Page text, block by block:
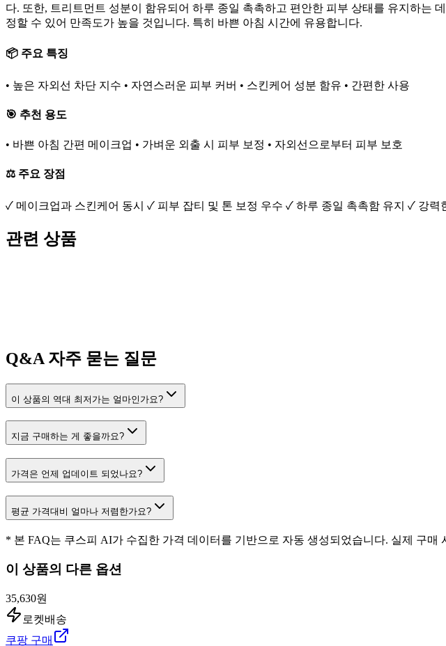
다. 또한, 트리트먼트 성분이 함유되어 하루 종일 촉촉하고 편안한 피부 상태를 유지하는
정할 수 있어 만족도가 높을 것입니다. 특히 바쁜 아침 시간에 유용합니다.
📦 주요 특징
• 높은 자외선 차단 지수 • 자연스러운 피부 커버 • 스킨케어 성분 함유 • 간편한 사용
🎯 추천 용도
• 바쁜 아침 간편 메이크업 • 가벼운 외출 시 피부 보정 • 자외선으로부터 피부 보호
⚖️ 주요 장점
✓ 메이크업과 스킨케어 동시 ✓ 피부 잡티 및 톤 보정 우수 ✓ 하루 종일 촉촉함 유지 ✓ 강력
관련 상품
Q&A 자주 묻는 질문
이 상품의 역대 최저가는 얼마인가요?
지금 구매하는 게 좋을까요?
가격은 언제 업데이트 되었나요?
평균 가격대비 얼마나 저렴한가요?
* 본 FAQ는 쿠스피 AI가 수집한 가격 데이터를 기반으로 자동 생성되었습니다. 실제 구매
이 상품의 다른 옵션
35,630원
로켓배송
쿠팡 구매